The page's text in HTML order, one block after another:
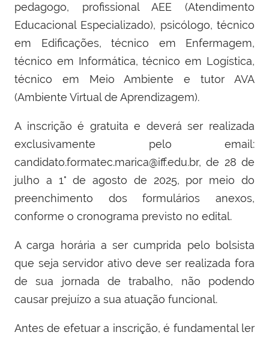
pedagogo, profissional AEE (Atendimento
Educacional Especializado), psicólogo, técnico
em Edificações, técnico em Enfermagem,
técnico em Informática, técnico em Logística,
técnico em Meio Ambiente e tutor AVA
(Ambiente Virtual de Aprendizagem).
A inscrição é gratuita e deverá ser realizada
exclusivamente pelo email:
candidato.formatec.marica@iff.edu.br, de 28 de
julho a 1° de agosto de 2025, por meio do
preenchimento dos formulários anexos,
conforme o cronograma previsto no edital.
A carga horária a ser cumprida pelo bolsista
que seja servidor ativo deve ser realizada fora
de sua jornada de trabalho, não podendo
causar prejuízo a sua atuação funcional.
Antes de efetuar a inscrição, é fundamental ler